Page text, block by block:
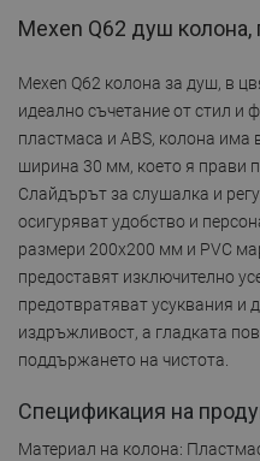
Mexen Q62 душ колона,
Mexen Q62 колона за душ, в
идеално съчетание от стил и
пластмаса и ABS, колона има
ширина 30 мм, което я прави
Слайдърът за слушалка и
осигуряват удобство и
размери 200x200 мм и PVC
предоставят изключително
предотвратяват усуквания и
издръжливост, а гладката
поддържането на чистота.
Спецификация на
Материал на колона: